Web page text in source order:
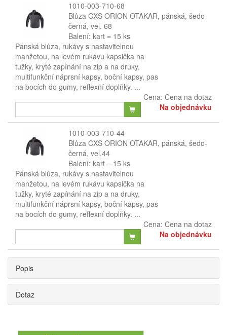
1010-003-710-68
Blůza CXS ORION OTAKAR, pánská, šedo-
černá, vel. 68
Balení: kart = 15 ks
Pánská blůza, rukávy s nastavitelnou
manžetou, na levém rukávu kapsička na
tužky, kryté zapínání na zip a na druky,
multifunkční náprsní kapsy, boční kapsy, pas
na bocích do gumy, reflexní doplňky. ...
Cena: Cena na dotaz
Na objednávku
1010-003-710-44
Blůza CXS ORION OTAKAR, pánská, šedo-
černá, vel.44
Balení: kart = 15 ks
Pánská blůza, rukávy s nastavitelnou
manžetou, na levém rukávu kapsička na
tužky, kryté zapínání na zip a na druky,
multifunkční náprsní kapsy, boční kapsy, pas
na bocích do gumy, reflexní doplňky. ...
Cena: Cena na dotaz
Na objednávku
Popis
Dotaz